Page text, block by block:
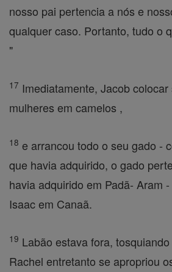
nosso pai pertencia a nós e
qualquer caso. Portanto, tudo o
"
17 Imediatamente, Jacob
mulheres em camelos ,
18 e arrancou todo o seu gado -
que havia adquirido, o gado
havia adquirido em Padã- Aram
Isaac em Canaã.
19 Labão estava fora,
Rachel entretanto se apropriou